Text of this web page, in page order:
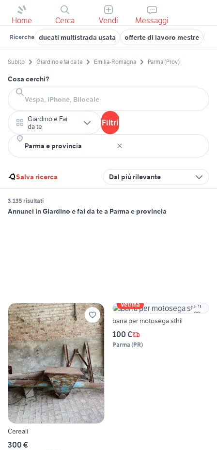
Home Cerca Vendi Messaggi
Ricerche ducati multistrada usata offerte di lavoro mestre
Subito Giardino e fai da te Emilia-Romagna Parma (Prov)
Cosa cerchi?
Giardino e Fai
da te
Filtri
Salva ricerca Dal più rilevante
3.135 risultati
Annunci in Giardino e fai da te a Parma e provincia
Cereali
300 €
Vetrina
barra per motosega sthil
100 €
Parma (PR)